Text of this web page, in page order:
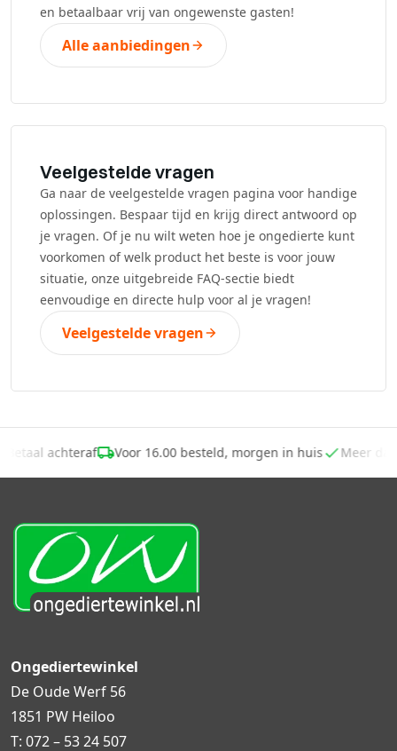
en betaalbaar vrij van ongewenste gasten!
Alle aanbiedingen
Veelgestelde vragen
Ga naar de veelgestelde vragen pagina voor handige
oplossingen. Bespaar tijd en krijg direct antwoord op
je vragen. Of je nu wilt weten hoe je ongedierte kunt
voorkomen of welk product het beste is voor jouw
situatie, onze uitgebreide FAQ-sectie biedt
eenvoudige en directe hulp voor al je vragen!
Veelgestelde vragen
Betaal achteraf Voor 16.00 besteld, morgen in huis Meer
Ongediertewinkel
De Oude Werf 56
1851 PW Heiloo
T: 072 – 53 24 507